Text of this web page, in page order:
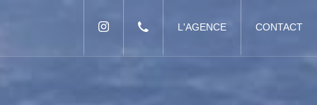
L'AGENCE CONTACT